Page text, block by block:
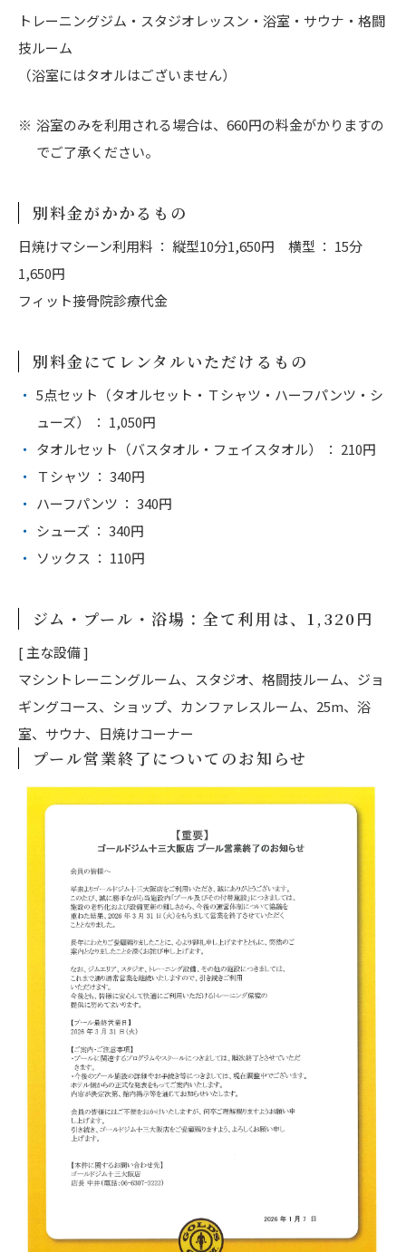
トレーニングジム・スタジオレッスン・浴室・サウナ・格闘
技ルーム
（浴室にはタオルはございません）
浴室のみを利用される場合は、660円の料金がかりますの
でご了承ください。
別料金がかかるもの
日焼けマシーン利用料 ： 縦型10分1,650円 横型 ： 15分
1,650円
フィット接骨院診療代金
別料金にてレンタルいただけるもの
5点セット（タオルセット・Ｔシャツ・ハーフパンツ・シ
ューズ） ： 1,050円
タオルセット（バスタオル・フェイスタオル） ： 210円
Ｔシャツ ： 340円
ハーフパンツ ： 340円
シューズ ： 340円
ソックス ： 110円
ジム・プール・浴場：全て利用は、1,320円
[ 主な設備 ]
マシントレーニングルーム、スタジオ、格闘技ルーム、ジョ
ギングコース、ショップ、カンファレスルーム、25m、浴
室、サウナ、日焼けコーナー
プール営業終了についてのお知らせ